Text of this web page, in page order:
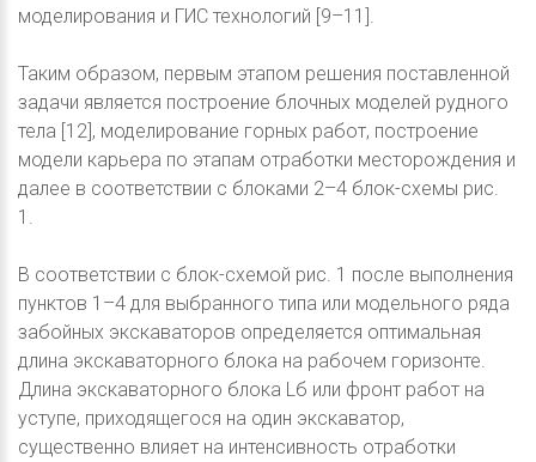
моделирования и ГИС технологий [9–11].
Таким образом, первым этапом решения поставленной
задачи является построение блочных моделей рудного
тела [12], моделирование горных работ, построение
модели карьера по этапам отработки месторождения и
далее в соответствии с блоками 2–4 блок-схемы рис.
1.
В соответствии с блок-схемой рис. 1 после выполнения
пунктов 1–4 для выбранного типа или модельного ряда
забойных экскаваторов определяется оптимальная
длина экскаваторного блока на рабочем горизонте.
Длина экскаваторного блока Lб или фронт работ на
уступе, приходящегося на один экскаватор,
существенно влияет на интенсивность отработки